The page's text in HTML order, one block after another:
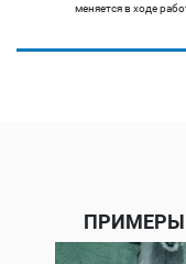
меняется в ходе
ПРИМЕРЫ